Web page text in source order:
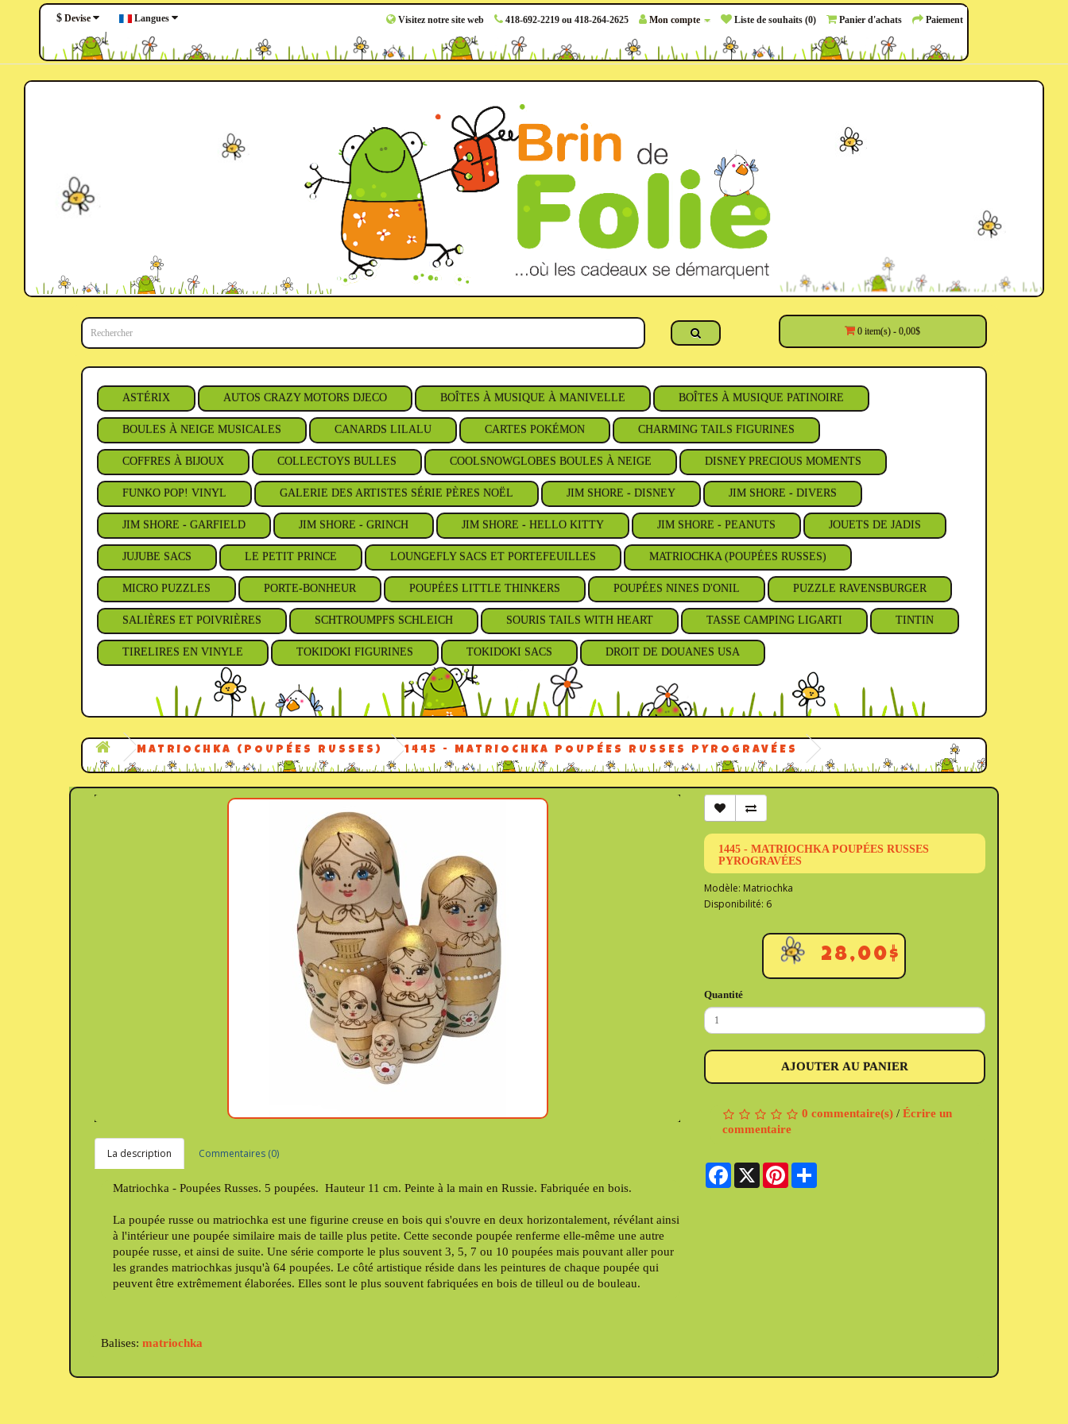
$ Devise Langues Visitez notre site web 418-692-2219 ou 418-264-2625 Mon compte Liste de souhaits (0) Panier d'achats Paiement
0 item(s) - 0,00$
ASTÉRIX AUTOS CRAZY MOTORS DJECO BOÎTES À MUSIQUE À MANIVELLE BOÎTES À MUSIQUE PATINOIRE
BOULES À NEIGE MUSICALES CANARDS LILALU CARTES POKÉMON CHARMING TAILS FIGURINES
COFFRES À BIJOUX COLLECTOYS BULLES COOLSNOWGLOBES BOULES À NEIGE DISNEY PRECIOUS MOMENTS
FUNKO POP! VINYL GALERIE DES ARTISTES SÉRIE PÈRES NOËL JIM SHORE - DISNEY JIM SHORE - DIVERS
JIM SHORE - GARFIELD JIM SHORE - GRINCH JIM SHORE - HELLO KITTY JIM SHORE - PEANUTS JOUETS DE JADIS
JUJUBE SACS LE PETIT PRINCE LOUNGEFLY SACS ET PORTEFEUILLES MATRIOCHKA (POUPÉES RUSSES)
MICRO PUZZLES PORTE-BONHEUR POUPÉES LITTLE THINKERS POUPÉES NINES D'ONIL PUZZLE RAVENSBURGER
SALIÈRES ET POIVRIÈRES SCHTROUMPFS SCHLEICH SOURIS TAILS WITH HEART TASSE CAMPING LIGARTI TINTIN
TIRELIRES EN VINYLE TOKIDOKI FIGURINES TOKIDOKI SACS DROIT DE DOUANES USA
MATRIOCHKA (POUPÉES RUSSES) 1445 - MATRIOCHKA POUPÉES RUSSES PYROGRAVÉES
La description Commentaires (0)
Matriochka - Poupées Russes. 5 poupées. Hauteur 11 cm. Peinte à la main en Russie. Fabriquée en bois.
La poupée russe ou matriochka est une figurine creuse en bois qui s'ouvre en deux horizontalement, révélant ainsi
à l'intérieur une poupée similaire mais de taille plus petite. Cette seconde poupée renferme elle-même une autre
poupée russe, et ainsi de suite. Une série comporte le plus souvent 3, 5, 7 ou 10 poupées mais pouvant aller pour
les grandes matriochkas jusqu'à 64 poupées. Le côté artistique réside dans les peintures de chaque poupée qui
peuvent être extrêmement élaborées. Elles sont le plus souvent fabriquées en bois de tilleul ou de bouleau.
1445 - MATRIOCHKA POUPÉES RUSSES
PYROGRAVÉES
Modèle: Matriochka
Disponibilité: 6
28,00$
Quantité
AJOUTER AU PANIER
0 commentaire(s) /Écrire un
commentaire
Facebook
X Pinterest
Balises: matriochka